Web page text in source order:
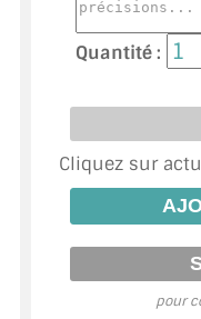
GARDE CORPS EN
PLEXIGLAS PMMA
DOUBLE VITRAGE
ACCESSOIRES &
Quantité :
Cliquez sur
pour